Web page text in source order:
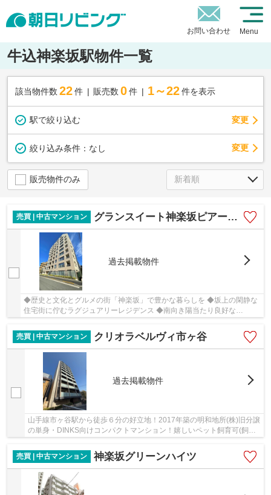
お問い合わせ Menu
牛込神楽坂駅物件一覧
該当物件数 22件 販売数 0 件 1～22 件を表示
駅で絞り込む 変更
絞り込み条件： なし 変更
販売物件のみ
売買 | 中古マンション グランスイート神楽坂ピアースノースヒルズ
過去掲載物件
◆歴史と文化とグルメの街「神楽坂」で豊かな暮らしを ◆坂上の閑静な
住宅街に佇むラグジュアリーレジデンス ◆南向き陽当たり良好な
売買 | 中古マンション
クリオラベルヴィ市ヶ谷
過去掲載物件
山手線市ヶ谷駅から徒歩６分の好立地！2017年築の明和地所(株)旧分譲
の単身・DINKS向けコンパクトマンション！嬉しいペット飼育可(飼育
売買 | 中古マンション
神楽坂グリーンハイツ